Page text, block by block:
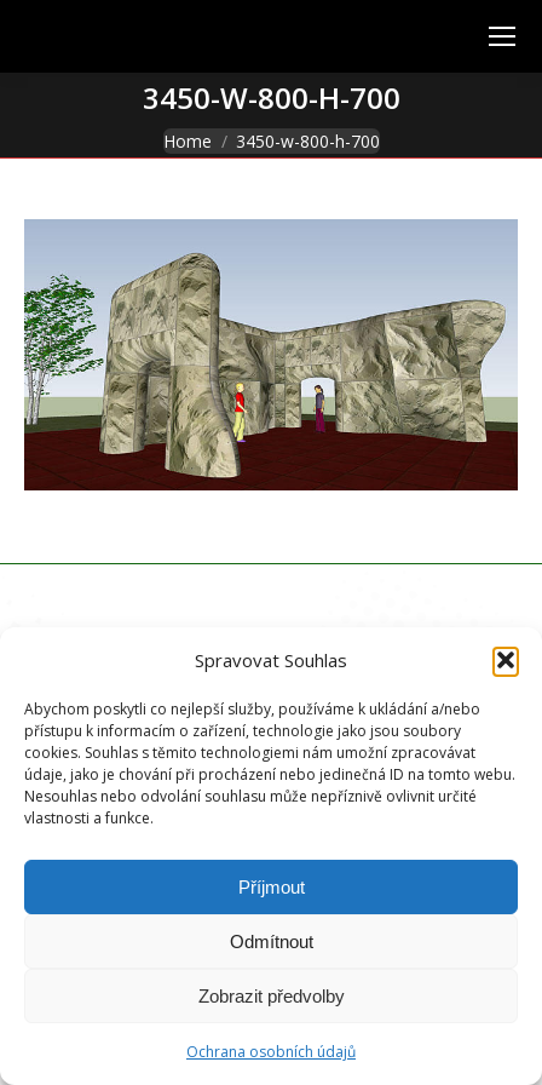
Spravovat Souhlas
Abychom poskytli co nejlepší služby, používáme k ukládání a/nebo
přístupu k informacím o zařízení, technologie jako jsou soubory
cookies. Souhlas s těmito technologiemi nám umožní zpracovávat
údaje, jako je chování při procházení nebo jedinečná ID na tomto webu.
Nesouhlas nebo odvolání souhlasu může nepříznivě ovlivnit určité
vlastnosti a funkce.
Příjmout
Odmítnout
Zobrazit předvolby
Ochrana osobních údajů
3450-W-800-H-700
You are here:
Home 3450-w-800-h-700